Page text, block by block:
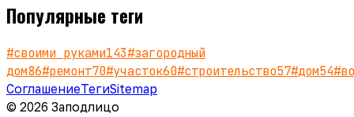
Популярные теги
#своими руками143#загородный
дом86#ремонт70#участок60#строительство57#дом54#
СоглашениеТегиSitemap
© 2026 Заподлицо